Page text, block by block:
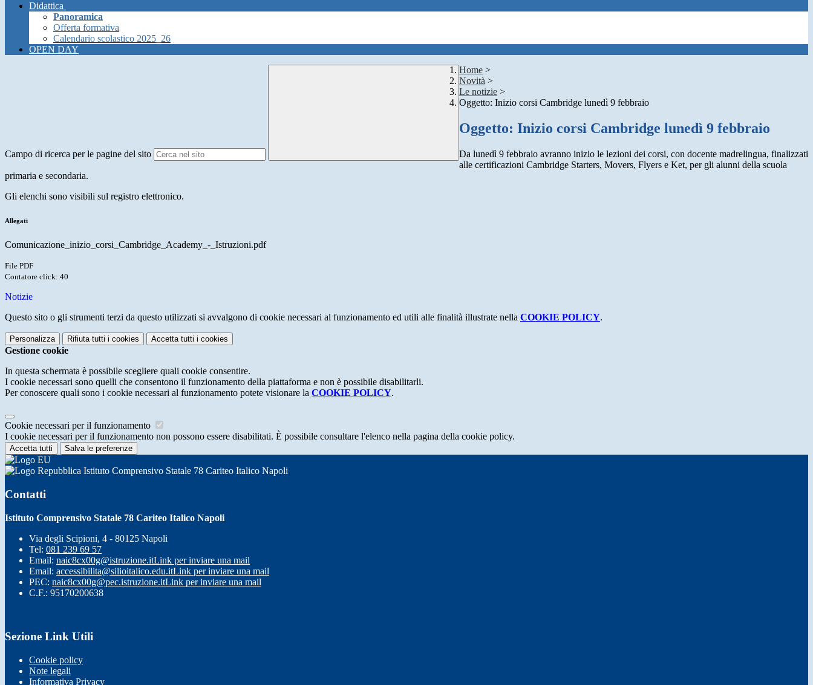
Didattica
Panoramica
Offerta formativa
Calendario scolastico 2025_26
OPEN DAY
Campo di ricerca per le pagine del sito
Home >
Novità >
Le notizie >
Oggetto: Inizio corsi Cambridge lunedì 9 febbraio
Oggetto: Inizio corsi Cambridge lunedì 9 febbraio
Da lunedì 9 febbraio avranno inizio le lezioni dei corsi, con docente madrelingua, finalizzati
alle certificazioni Cambridge Starters, Movers, Flyers e Ket, per gli alunni della scuola
primaria e secondaria.
Gli elenchi sono visibili sul registro elettronico.
Allegati
Comunicazione_inizio_corsi_Cambridge_Academy_-_Istruzioni.pdf
File PDF
Contatore click: 40
Notizie
Questo sito o gli strumenti terzi da questo utilizzati si avvalgono di cookie necessari al funzionamento ed utili alle finalità illustrate nella COOKIE POLICY.
Personalizza Rifiuta tutti i cookies Accetta tutti i cookies
Gestione cookie
In questa schermata è possibile scegliere quali cookie consentire.
I cookie necessari sono quelli che consentono il funzionamento della piattaforma e non è possibile disabilitarli.
Per conoscere quali sono i cookie necessari al funzionamento potete visionare la COOKIE POLICY.
Cookie necessari per il funzionamento
I cookie necessari per il funzionamento non possono essere disabilitati. È possibile consultare l'elenco nella pagina della cookie policy.
Accetta tutti Salva le preferenze
Istituto Comprensivo Statale 78 Cariteo Italico Napoli
Contatti
Istituto Comprensivo Statale 78 Cariteo Italico Napoli
Via degli Scipioni, 4 - 80125 Napoli
Tel: 081 239 69 57
Email: naic8cx00g@istruzione.itLink per inviare una mail
Email: accessibilita@silioitalico.edu.itLink per inviare una mail
PEC: naic8cx00g@pec.istruzione.itLink per inviare una mail
C.F.: 95170200638
Sezione Link Utili
Cookie policy
Note legali
Informativa Privacy